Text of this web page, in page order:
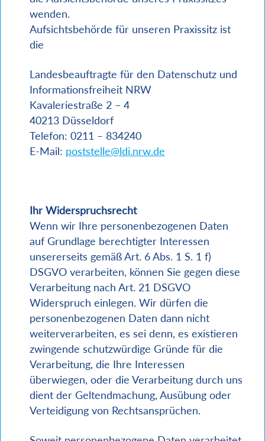
wenden.
Aufsichtsbehörde für unseren Praxissitz ist
die
Landesbeauftragte für den Datenschutz und
Informationsfreiheit NRW
Kavaleriestraße 2 – 4
40213 Düsseldorf
Telefon: 0211 – 834240
E-Mail: poststelle@ldi.nrw.de
Ihr Widerspruchsrecht
Wenn wir Ihre personenbezogenen Daten
auf Grundlage berechtigter Interessen
unsererseits gemäß Art. 6 Abs. 1 S. 1 f)
DSGVO verarbeiten, können Sie gegen diese
Verarbeitung nach Art. 21 DSGVO
Widerspruch einlegen. Wir dürfen die
personenbezogenen Daten dann nicht
weiterverarbeiten, es sei denn, es existieren
zwingende schutzwürdige Gründe für die
Verarbeitung, die Ihre Interessen
überwiegen, oder die Verarbeitung durch uns
dient der Geltendmachung, Ausübung oder
Verteidigung von Rechtsansprüchen.